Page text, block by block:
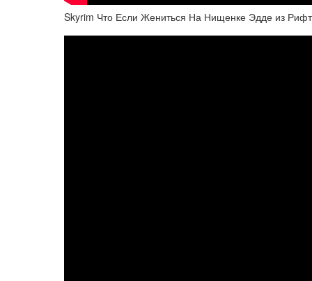
Skyrim Что Если Жениться На Нищенке Эдде из